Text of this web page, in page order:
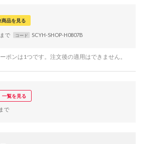
商品を見る
で コード SCYH-SHOP-H0807B
ポンは1つです。注文後の適用はできません。
一覧を見る
で